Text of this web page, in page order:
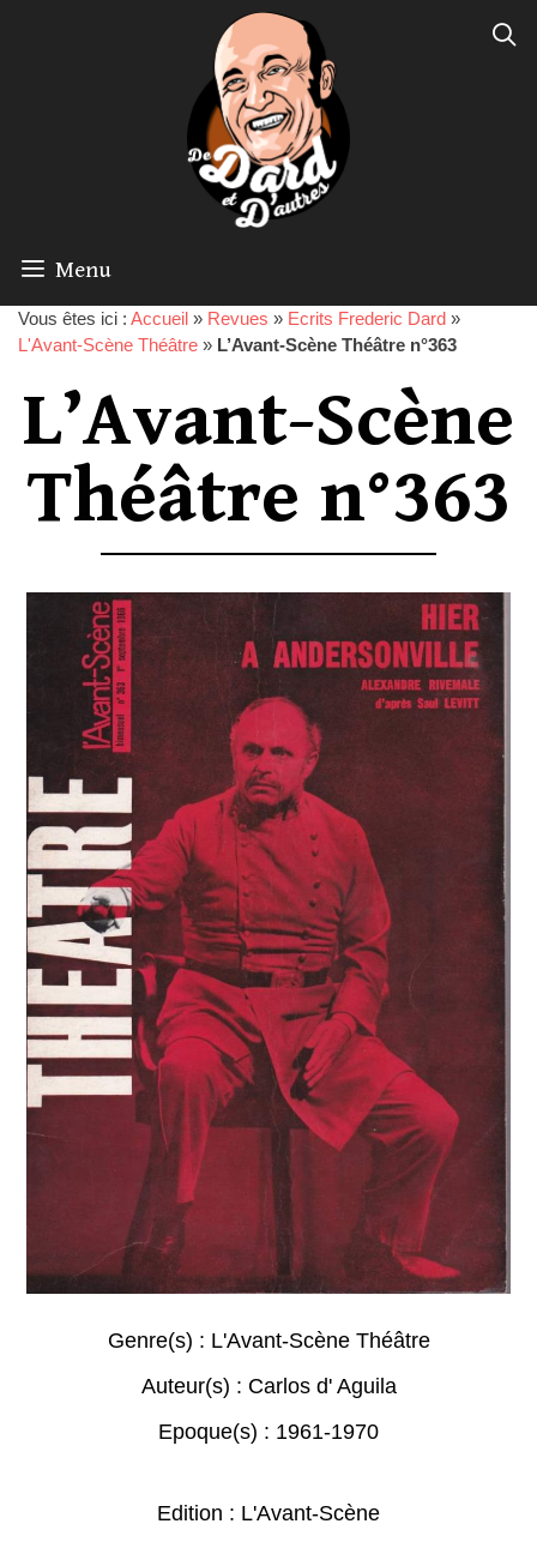
Menu
Vous êtes ici : Accueil » Revues » Ecrits Frederic Dard »
L'Avant-Scène Théâtre » L’Avant-Scène Théâtre n°363
L’Avant-Scène
Théâtre n°363
Genre(s) : L'Avant-Scène Théâtre
Auteur(s) : Carlos d' Aguila
Epoque(s) : 1961-1970
Edition : L'Avant-Scène